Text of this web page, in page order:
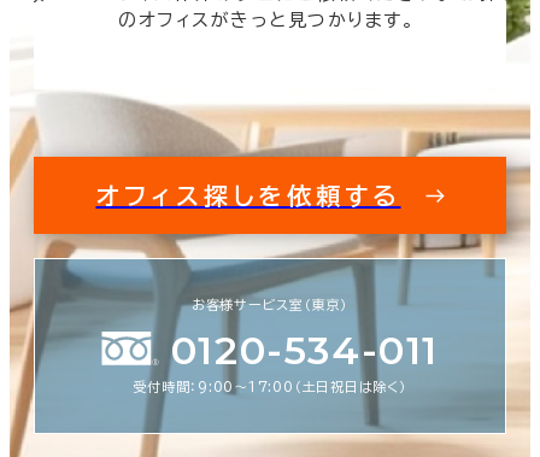
のオフィスがきっと見つかります。
オフィス探しを依頼する
お客様サービス室（東京）
0120-534-011
受付時間：9:00〜17:00（土日祝日は除く）